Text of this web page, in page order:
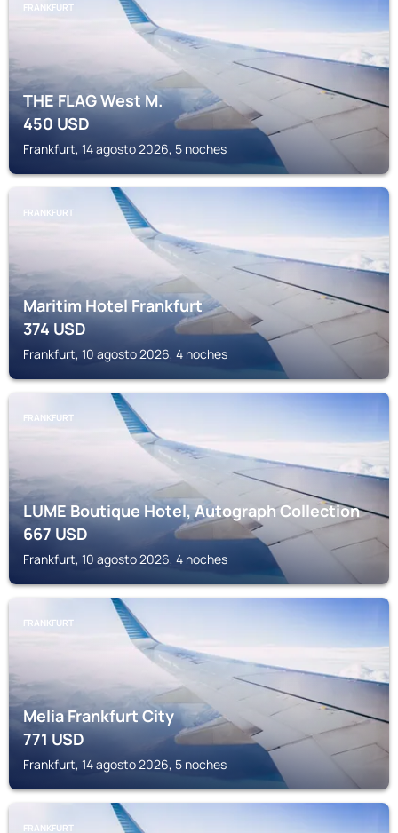
FRANKFURT
THE FLAG West M.
450USD
Frankfurt, 14 agosto 2026, 5 noches
FRANKFURT
Maritim Hotel Frankfurt
374USD
Frankfurt, 10 agosto 2026, 4 noches
FRANKFURT
LUME Boutique Hotel, Autograph Collection
667USD
Frankfurt, 10 agosto 2026, 4 noches
FRANKFURT
Melia Frankfurt City
771USD
Frankfurt, 14 agosto 2026, 5 noches
FRANKFURT